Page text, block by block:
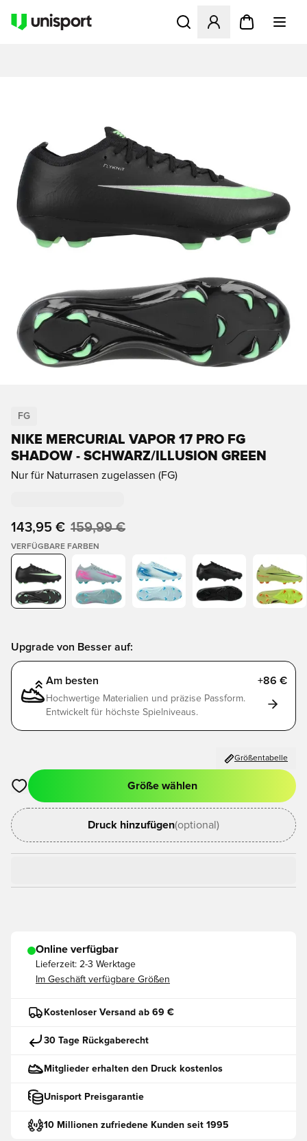
Öffnet ein neues Fenster
FG
NIKE MERCURIAL VAPOR 17 PRO FG
SHADOW - SCHWARZ/ILLUSION GREEN
Nur für Naturrasen zugelassen (FG)
143,95 € 159,99 €
VERFÜGBARE FARBEN
Upgrade von Besser auf:
Am besten +86 €
Hochwertige Materialien und präzise Passform.
Entwickelt für höchste Spielniveaus.
Größentabelle
Öffnet ein neues Fenster zum Anmelden oder Registrieren
Größe wählen
Druck hinzufügen(optional)
Online verfügbar
Lieferzeit: 2-3 Werktage
Im Geschäft verfügbare Größen
Kostenloser Versand ab 69 €
30 Tage Rückgaberecht
Mitglieder erhalten den Druck kostenlos
Unisport Preisgarantie
10 Millionen zufriedene Kunden seit 1995